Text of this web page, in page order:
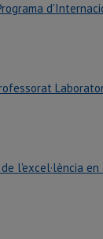
l'excel·lència